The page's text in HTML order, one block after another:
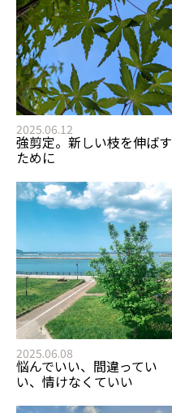
2025.06.12
強剪定。新しい枝を伸ばす
ために
2025.06.08
悩んでいい、間違ってい
い、情けなくていい